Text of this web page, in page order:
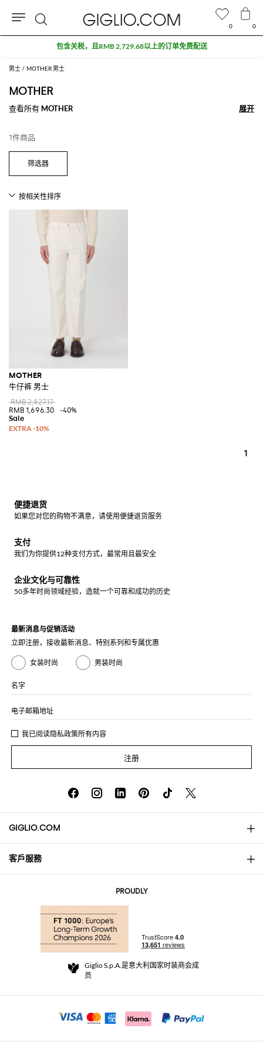
男士 MOTHER 男士
MOTHER
查看所有 MOTHER 展开
展开
1件商品
MOTHER
牛仔裤 男士
RMB 2,827.17
RMB 1,696.30
-40%
1
0 0
包含关税，且RMB 2,729.68以上的订单免费配送
便捷退货
如果您对您的购物不满意，请使用便捷退货服务
支付
我们为你提供12种支付方式，最常用且最安全
企业文化与可靠性
50多年时尚领域经验，造就一个可靠和成功的历史
最新消息与促销活动
立即注册，接收最新消息、特别系列和专属优惠
女装时尚 男装时尚
名字
电子邮箱地址
我已阅读隐私政策所有内容
注册
GIGLIO.COM
About
Community Store
Beauty Seekers VIP Club
客戶服務
退货与退款
For a safe shopping experience
Security Communication
PROUDLY
Giglio S.p.A.是意大利国家时装商会成
员